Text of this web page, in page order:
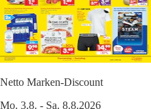
Netto Marken-Discount
Mo. 3.8. - Sa. 8.8.2026